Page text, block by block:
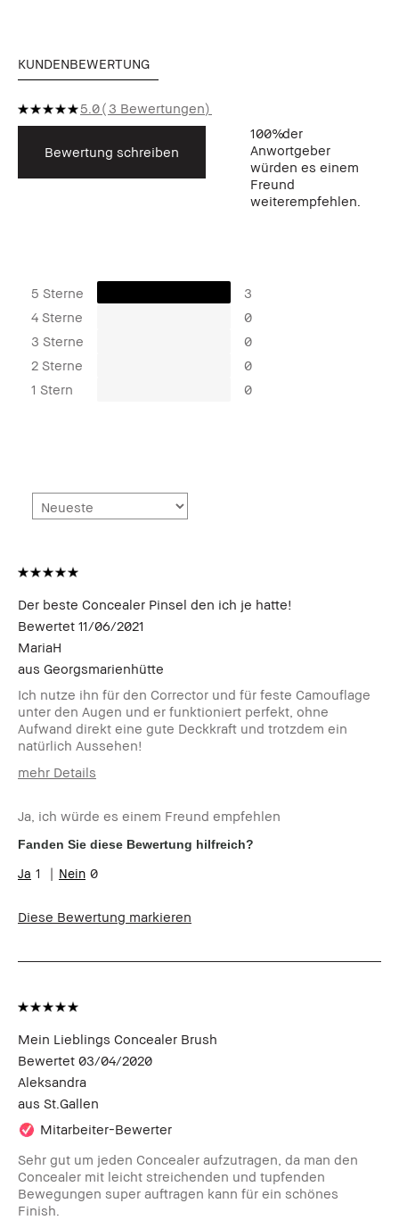
KUNDENBEWERTUNG
5.0 3 Bewertungen
Bewertung schreiben
100%der
Anwortgeber
würden es einem
Freund
weiterempfehlen.
5 Sterne
3
4 Sterne
0
3 Sterne
0
2 Sterne
0
1 Stern
0
Der beste Concealer Pinsel den ich je hatte!
Bewertet 11/06/2021
MariaH
aus Georgsmarienhütte
Ich nutze ihn für den Corrector und für feste Camouflage
unter den Augen und er funktioniert perfekt, ohne
Aufwand direkt eine gute Deckkraft und trotzdem ein
natürlich Aussehen!
mehr Details
Hauttyp
Normal
Hautton
Sehr hell - Hell
Hautbedürfnis(se)
Ja, ich würde es einem Freund empfehlen
Fanden Sie diese Bewertung hilfreich?
1 0
Diese Bewertung markieren
Mein Lieblings Concealer Brush
Bewertet 03/04/2020
Aleksandra
aus St.Gallen
Mitarbeiter-Bewerter
Sehr gut um jeden Concealer aufzutragen, da man den
Concealer mit leicht streichenden und tupfenden
Bewegungen super auftragen kann für ein schönes
Finish.